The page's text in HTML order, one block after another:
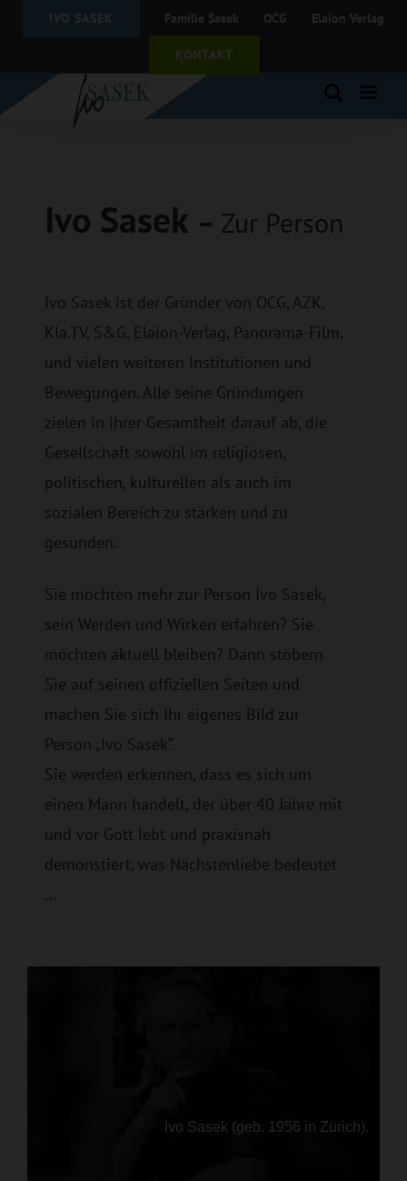
IVO SASEK Familie Sasek OCG Elaion Verlag
KONTAKT
Ivo Sasek – Zur Person
Ivo Sasek ist der Gründer von OCG, AZK,
Kla.TV, S&G, Elaion-Verlag, Panorama-Film,
und vielen weiteren Institutionen und
Bewegungen. Alle seine Gründungen
zielen in ihrer Gesamtheit darauf ab, die
Gesellschaft sowohl im religiösen,
politischen, kulturellen als auch im
sozialen Bereich zu stärken und zu
gesunden.
Sie möchten mehr zur Person Ivo Sasek,
sein Werden und Wirken erfahren? Sie
möchten aktuell bleiben? Dann stöbern
Sie auf seinen offiziellen Seiten und
machen Sie sich Ihr eigenes Bild zur
Person „Ivo Sasek“.
Sie werden erkennen, dass es sich um
einen Mann handelt, der über 40 Jahre mit
und vor Gott lebt und praxisnah
demonstiert, was Nächstenliebe bedeutet
…
Ivo Sasek (geb. 1956 in Zürich).